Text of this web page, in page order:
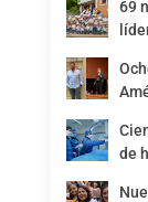
69
de